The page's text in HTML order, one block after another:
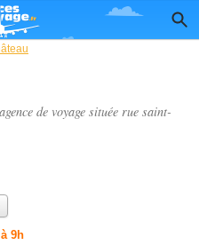
de voyage située rue saint-
9h